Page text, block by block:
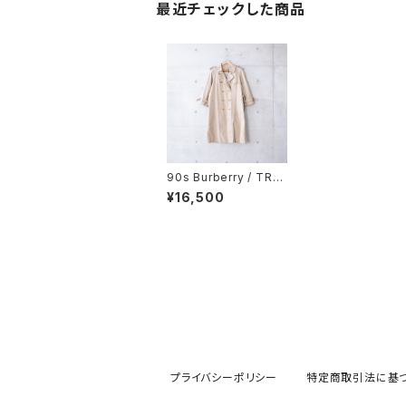
最近チェックした商品
90s Burberry / TRE
NCH COAT (used)
¥16,500
プライバシーポリシー 特定商取引法に基